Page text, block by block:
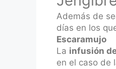
Además de
días en los
Escaramujo
La infusión
en el caso de